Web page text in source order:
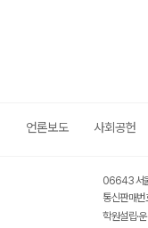
언론보도 사회공헌
06643 서
통신판매
학원설립·